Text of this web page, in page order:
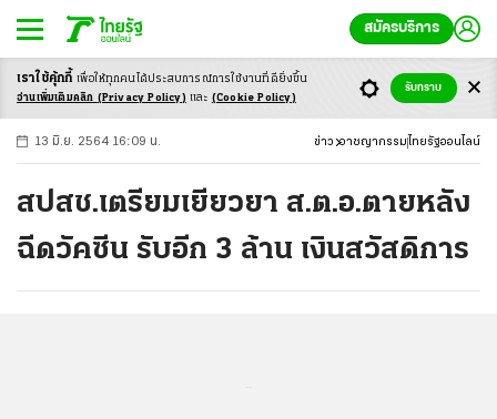
สมัครบริการ
-ก ก ก+
13 มิ.ย. 2564 16:09 น. ข่าว อาชญากรรม ไทยรัฐออนไลน์
สปสช.เตรียมเยียวยา ส.ต.อ.ตายหลัง
ฉีดวัคซีน รับอีก 3 ล้าน เงินสวัสดิการ
เราใช้คุ้กกี้ เพื่อให้ทุกคนได้ประสบการณ์การใช้งานที่ดียิ่งขึ้น
อ่านเพิ่มเติมคลิก (Privacy Policy) และ (Cookie Policy)
รับทราบ